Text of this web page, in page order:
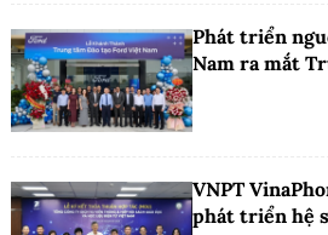
Phát triển
Nam ra mắt
VNPT
phát triển hệ